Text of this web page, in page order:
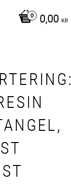
0,00 KR